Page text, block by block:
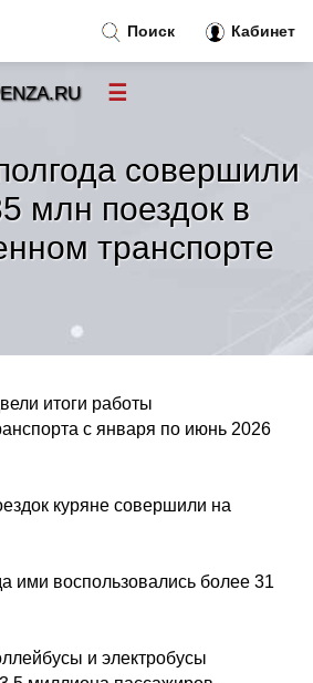
совершили
млн поездок в
транспорте
итоги работы
с января по июнь 2026
куряне совершили на
ими воспользовались более 31
и электробусы
Поиск Кабинет
☰
»